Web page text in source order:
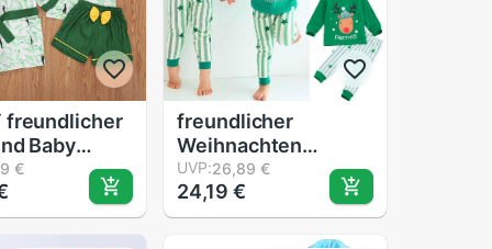
Sw
freundlicher
Baby
Nette
tropisch
€
freundlicher
Weihnachten
Pyjama einstellen
Santa Claus Elch
Druck Langarm zur
UVP:26,89 €
24,19 €